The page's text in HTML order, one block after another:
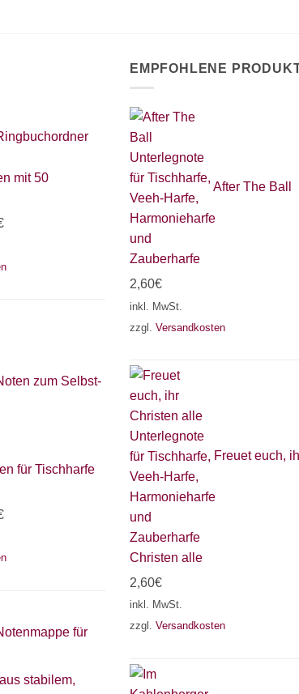
mit 50
zum Selbst-
für Tischharfe
für
stabilem,
EMPFOHLENE
After The Ball
2,60€
inkl. MwSt.
zzgl. Versandkosten
Freuet euch,
Christen alle
2,60€
inkl. MwSt.
zzgl. Versandkosten